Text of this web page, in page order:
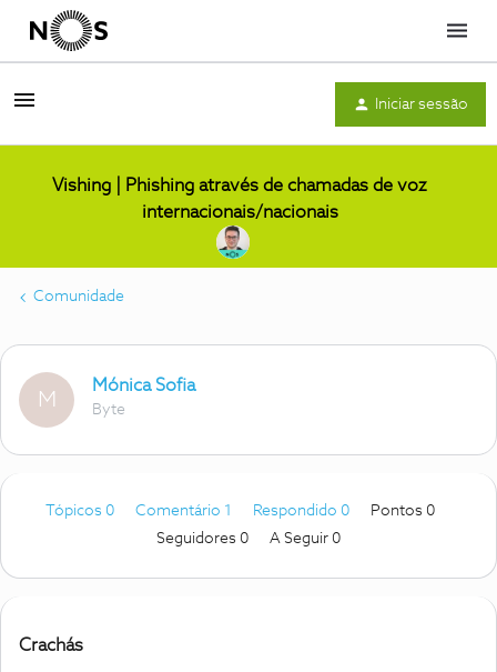
Menu
Iniciar sessão
Vishing | Phishing através de chamadas de voz
internacionais/nacionais
Comunidade
M
Mónica Sofia
Byte
Tópicos 0 Comentário 1 Respondido 0
Pontos 0
Seguidores 0 A Seguir 0
Crachás